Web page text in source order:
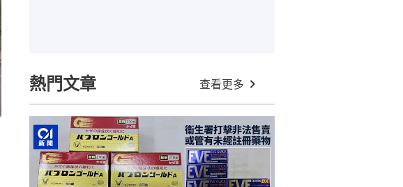
熱門文章 查看更多